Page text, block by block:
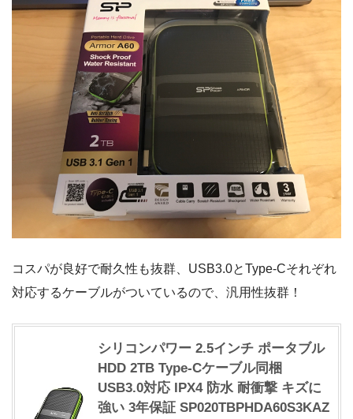
コスパが良好で耐久性も抜群、USB3.0とType-Cそれぞれ
対応するケーブルがついているので、汎用性抜群！
シリコンパワー 2.5インチ ポータブル
HDD 2TB Type-Cケーブル同梱
USB3.0対応 IPX4 防水 耐衝撃 キズに
強い 3年保証 SP020TBPHDA60S3KAZ